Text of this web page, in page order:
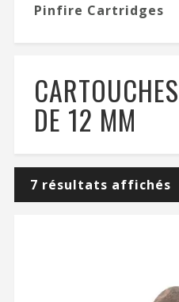
Pinfire Cartridges
DE 12 MM
7 résultats affichés